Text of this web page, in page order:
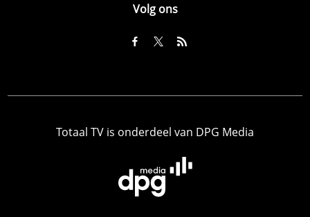
Volg ons
Totaal TV is onderdeel van DPG Media